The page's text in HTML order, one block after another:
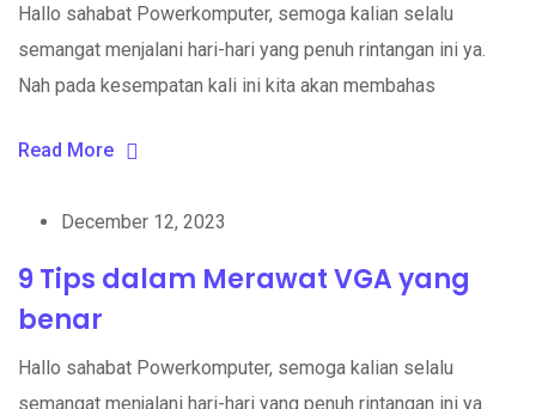
Hallo sahabat Powerkomputer, semoga kalian selalu
semangat menjalani hari-hari yang penuh rintangan ini ya.
Nah pada kesempatan kali ini kita akan membahas
Read More
December 12, 2023
9 Tips dalam Merawat VGA yang
benar
Hallo sahabat Powerkomputer, semoga kalian selalu
semangat menjalani hari-hari yang penuh rintangan ini ya.